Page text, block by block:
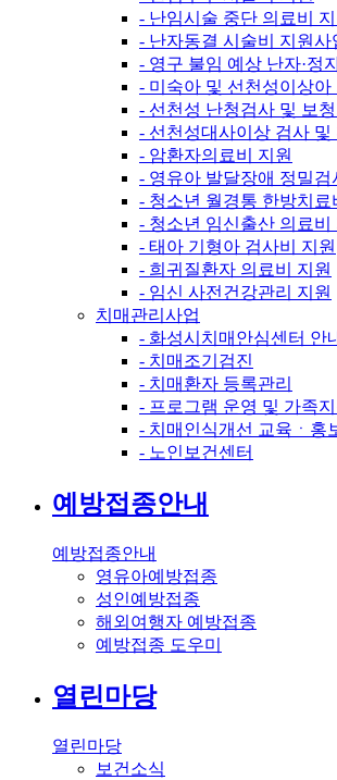
- 난임시술 중단 의료비 지
- 난자동결 시술비 지원사
- 영구 불임 예상 난자·정
- 미숙아 및 선천성이상아
- 선천성 난청검사 및 보
- 선천성대사이상 검사 및
- 암환자의료비 지원
- 영유아 발달장애 정밀검
- 청소년 월경통 한방치료
- 청소년 임신출산 의료비
- 태아 기형아 검사비 지원
- 희귀질환자 의료비 지원
- 임신 사전건강관리 지원
치매관리사업
- 화성시치매안심센터 안
- 치매조기검진
- 치매환자 등록관리
- 프로그램 운영 및 가족지
- 치매인식개선 교육ㆍ홍
- 노인보건센터
예방접종안내
예방접종안내
영유아예방접종
성인예방접종
해외여행자 예방접종
예방접종 도우미
열린마당
열린마당
보건소식